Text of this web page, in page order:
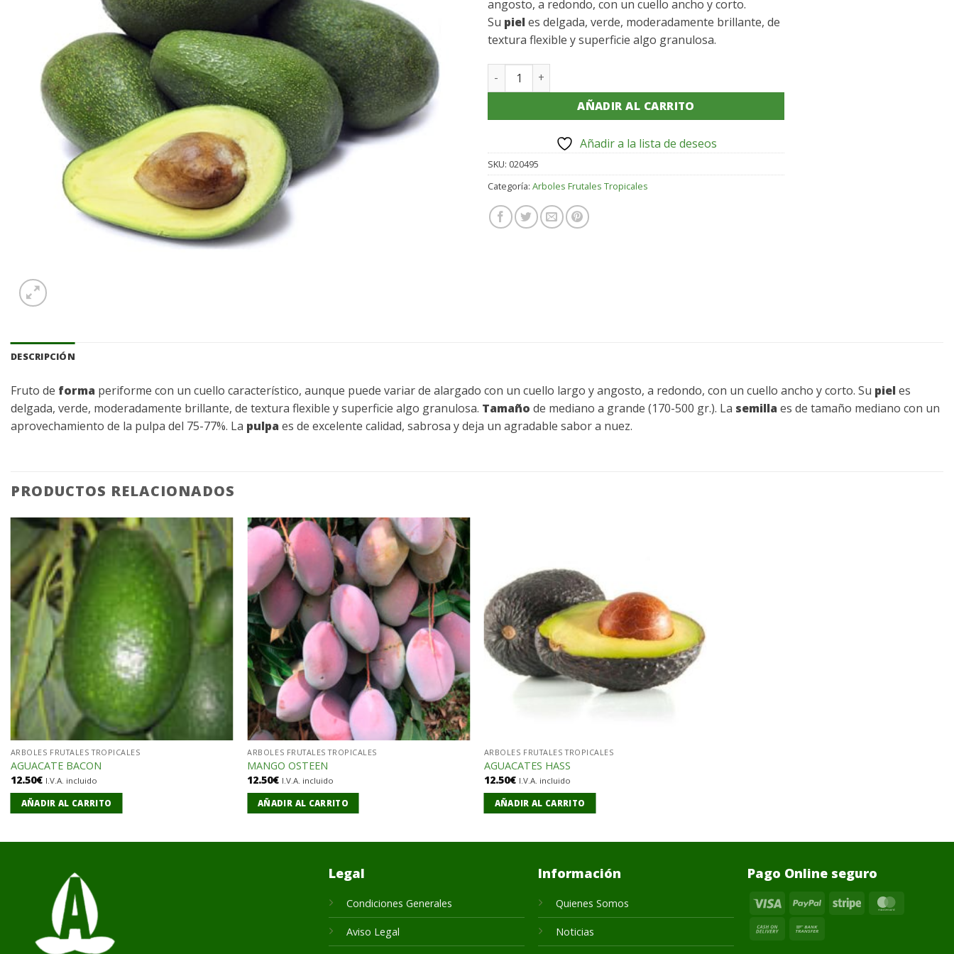
angosto, a redondo, con un cuello ancho y corto.
Su piel es delgada, verde, moderadamente brillante, de
textura flexible y superficie algo granulosa.
AGUACATE FUERTE cantidad
AÑADIR AL CARRITO
Añadir a la lista de deseos
SKU: 020495
Categoría: Arboles Frutales Tropicales
DESCRIPCIÓN
Fruto de forma periforme con un cuello característico, aunque puede variar de alargado con un cuello largo y angosto, a redondo, con un cuello ancho y corto. Su piel es
delgada, verde, moderadamente brillante, de textura flexible y superficie algo granulosa. Tamaño de mediano a grande (170-500 gr.). La semilla es de tamaño mediano con un
aprovechamiento de la pulpa del 75-77%. La pulpa es de excelente calidad, sabrosa y deja un agradable sabor a nuez.
PRODUCTOS RELACIONADOS
a la
lista de
deseos
ARBOLES FRUTALES TROPICALES
AGUACATE BACON
12.50€ I.V.A. incluido
AÑADIR AL CARRITO
Añadir
a la
lista de
deseos
ARBOLES FRUTALES TROPICALES
MANGO OSTEEN
12.50€ I.V.A. incluido
AÑADIR AL CARRITO
ARBOLES FRUTALES TROPICALES
AGUACATES HASS
12.50€ I.V.A. incluido
AÑADIR AL CARRITO
Legal
Condiciones Generales
Aviso Legal
Información
Quienes Somos
Noticias
Pago Online seguro
Visa PayPal Stripe
Cash